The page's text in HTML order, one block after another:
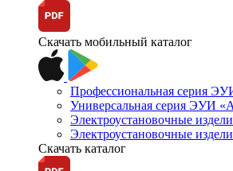
Скачать мобильный каталог
Профессиональная серия
Универсальная серия ЭУИ
Электроустановочные
Электроустановочные
Скачать каталог